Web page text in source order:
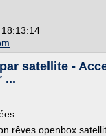
satellite -
...
rêves openbox